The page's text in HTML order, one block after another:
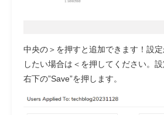
中央の＞を押すと追加できます！設
したい場合は＜を押してください。
右下の”Save”を押します。